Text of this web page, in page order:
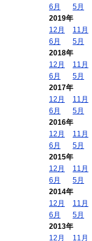
6月
5月
2019年
12月
11月
6月
5月
2018年
12月
11月
6月
5月
2017年
12月
11月
6月
5月
2016年
12月
11月
6月
5月
2015年
12月
11月
6月
5月
2014年
12月
11月
6月
5月
2013年
12月
11月